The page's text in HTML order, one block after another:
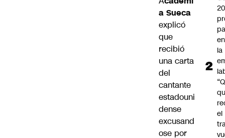
a Sueca
explicó
que
recibió
una carta
del
cantante
estadouni
dense
excusand
ose por
20
la
el